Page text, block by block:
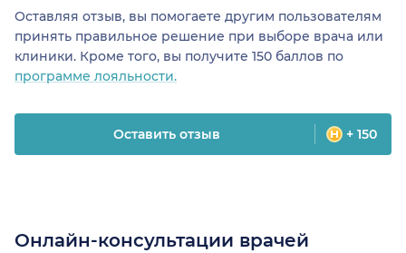
Оставляя отзыв, вы помогаете другим пользователям
принять правильное решение при выборе врача или
клиники. Кроме того, вы получите 150 баллов по
программе лояльности.
Оставить отзыв + 150
Онлайн-консультации врачей